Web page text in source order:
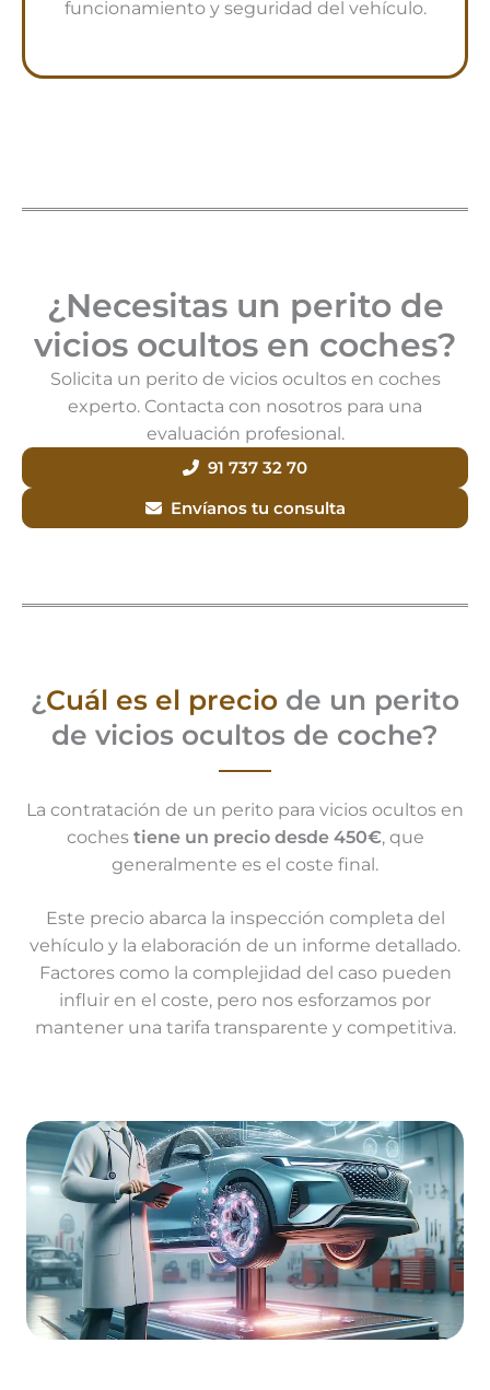
funcionamiento y seguridad del vehículo.
¿Necesitas un perito de
vicios ocultos en coches?
Solicita un perito de vicios ocultos en coches
experto. Contacta con nosotros para una
evaluación profesional.
91 737 32 70
Envíanos tu consulta
¿Cuál es el precio de un perito
de vicios ocultos de coche?
La contratación de un perito para vicios ocultos en
coches tiene un precio desde 450€, que
generalmente es el coste final.
Este precio abarca la inspección completa del
vehículo y la elaboración de un informe detallado.
Factores como la complejidad del caso pueden
influir en el coste, pero nos esforzamos por
mantener una tarifa transparente y competitiva.